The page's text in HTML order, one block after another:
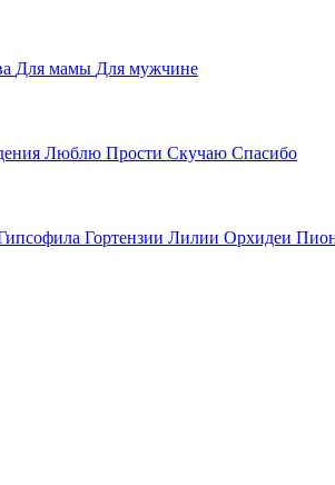
Для мамы Для мужчине
Люблю Прости Скучаю Спасибо
Гортензии Лилии Орхидеи